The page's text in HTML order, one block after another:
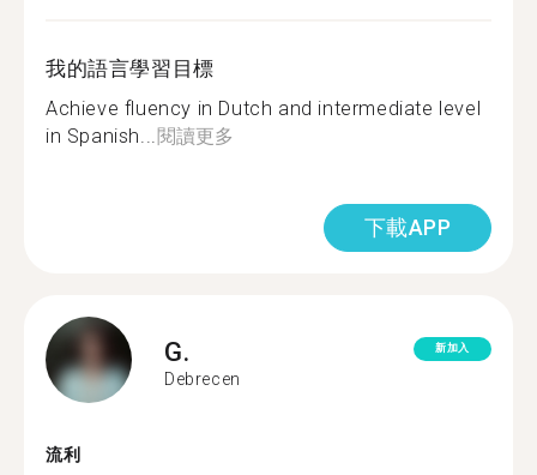
我的語言學習目標
Achieve fluency in Dutch and intermediate level
in Spanish...閱讀更多
下載APP
G.
Debrecen
新加入
流利